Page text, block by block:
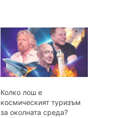
Колко лош е
космическият туризъм
за околната среда?